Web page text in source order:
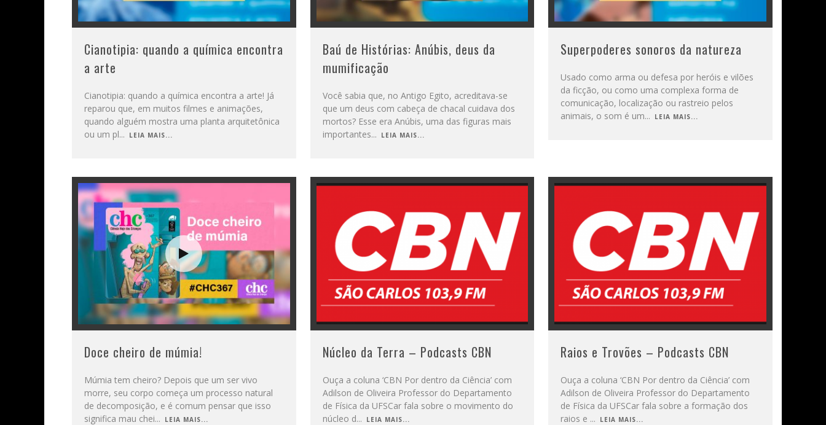
Cianotipia: quando a química encontra
a arte
Cianotipia: quando a química encontra a arte! Já
reparou que, em muitos filmes e animações,
quando alguém mostra uma planta arquitetônica
ou um pl... LEIA MAIS...
Baú de Histórias: Anúbis, deus da
mumificação
Você sabia que, no Antigo Egito, acreditava-se
que um deus com cabeça de chacal cuidava dos
mortos? Esse era Anúbis, uma das figuras mais
importantes... LEIA MAIS...
Superpoderes sonoros da natureza
Usado como arma ou defesa por heróis e vilões
da ficção, ou como uma complexa forma de
comunicação, localização ou rastreio pelos
animais, o som é um... LEIA MAIS...
Doce cheiro de múmia!
Múmia tem cheiro? Depois que um ser vivo
morre, seu corpo começa um processo natural
de decomposição, e é comum pensar que isso
significa mau chei... LEIA MAIS...
Núcleo da Terra – Podcasts CBN
Ouça a coluna ‘CBN Por dentro da Ciência’ com
Adilson de Oliveira Professor do Departamento
de Física da UFSCar fala sobre o movimento do
núcleo d... LEIA MAIS...
Raios e Trovões – Podcasts CBN
Ouça a coluna ‘CBN Por dentro da Ciência’ com
Adilson de Oliveira Professor do Departamento
de Física da UFSCar fala sobre a formação dos
raios e ... LEIA MAIS...